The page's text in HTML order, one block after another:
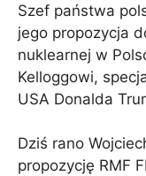
Szef państwa
jego propozycja
nuklearnej w
Kelloggowi,
USA Donalda
Dziś rano
propozycję RMF